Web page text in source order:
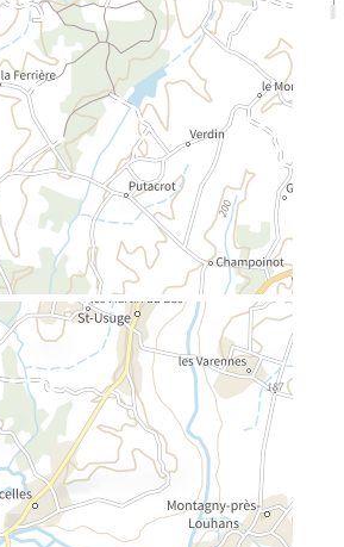
TOURISME DE LA BRESSE
WEBSITE-KARTE
HINWEISE
VERWALTEN